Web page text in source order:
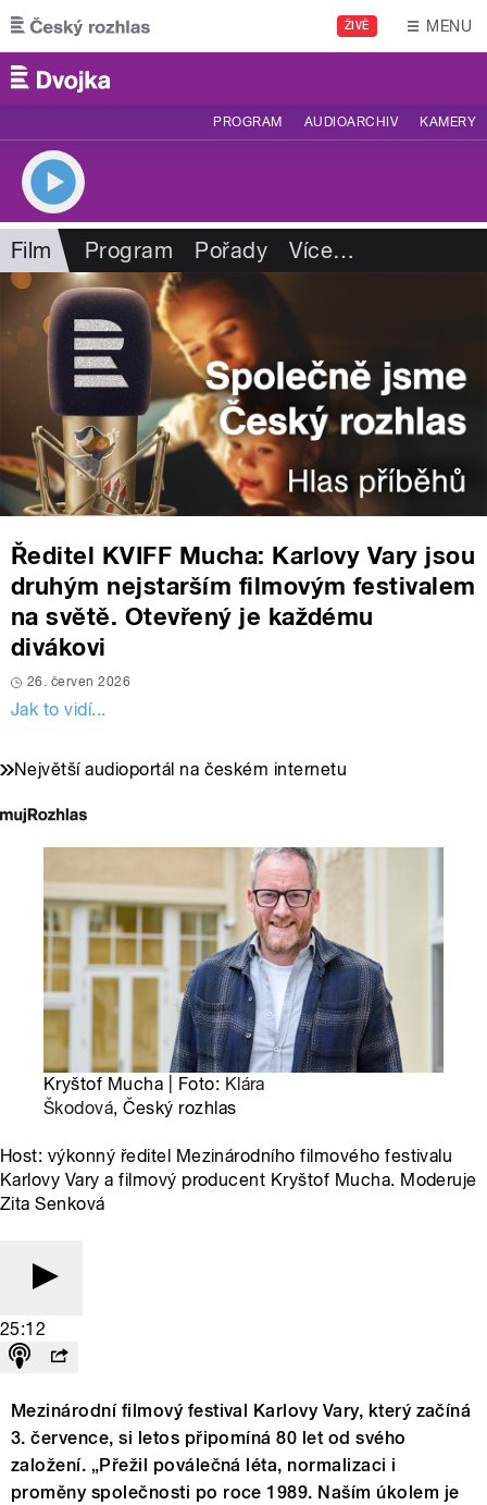
Přejít k hlavnímu obsahu
ŽIVĚ MENU
PROGRAM AUDIOARCHIV KAMERY
Film Program Pořady Více…
Ředitel KVIFF Mucha: Karlovy Vary jsou
druhým nejstarším filmovým festivalem
na světě. Otevřený je každému
divákovi
26. červen 2026
Jak to vidí...
Největší audioportál na českém internetu
Kryštof Mucha | Foto: Klára
Škodová, Český rozhlas
Host: výkonný ředitel Mezinárodního filmového festivalu
Karlovy Vary a filmový producent Kryštof Mucha. Moderuje
Zita Senková
25:12
Mezinárodní filmový festival Karlovy Vary, který začíná
3. července, si letos připomíná 80 let od svého
založení. „Přežil poválečná léta, normalizaci i
proměny společnosti po roce 1989. Naším úkolem je